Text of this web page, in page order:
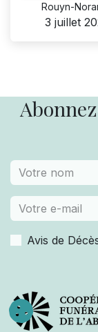
Rouyn-
3 juillet
Avis de